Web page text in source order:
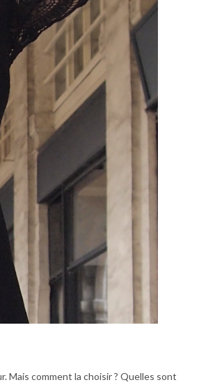
Mais comment la choisir ? Quelles sont